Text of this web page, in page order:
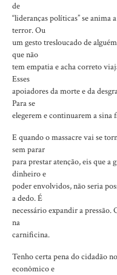
de
“lideranças políticas” se
terror. Ou
um gesto tresloucado de
que não
tem empatia e acha correto
Esses
apoiadores da morte e da
Para se
elegerem e continuarem a sina
E quando o massacre vai se
sem parar
para prestar atenção, eis que a
dinheiro e
poder envolvidos, não seria
a dedo. É
necessário expandir a
na
carnificina.
Tenho certa pena do cidadão
econômico e